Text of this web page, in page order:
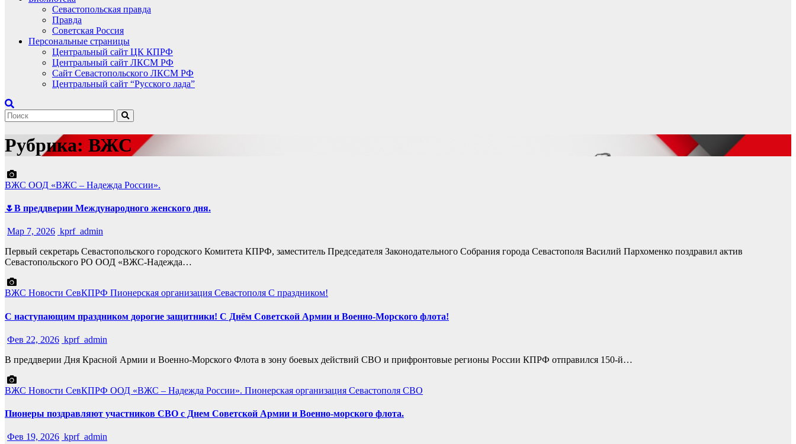
Севастопольская правда
Правда
Советская Россия
Персональные страницы
Центральный сайт ЦК КПРФ
Центральный сайт ЛКСМ РФ
Сайт Севастопольского ЛКСМ РФ
Центральный сайт “Русского лада”
Рубрика: ВЖС
ВЖС ООД «ВЖС – Надежда России».
🌷В преддверии Международного женского дня.
Мар 7, 2026 kprf_admin
Первый секретарь Севастопольского городского Комитета КПРФ, заместитель Председателя Законодательного Собрания города Севастополя Василий Пархоменко поздравил актив
Севастопольского РО ООД «ВЖС-Надежда…
ВЖС Новости СевКПРФ Пионерская организация Севастополя С праздником!
С наступающим праздником дорогие защитники! С Днём Советской Армии и Военно-Морского флота!
Фев 22, 2026 kprf_admin
В преддверии Дня Красной Армии и Военно-Морского Флота в зону боевых действий СВО и прифронтовые регионы России КПРФ отправился 150-й…
ВЖС Новости СевКПРФ ООД «ВЖС – Надежда России». Пионерская организация Севастополя СВО
Пионеры поздравляют участников СВО с Днем Советской Армии и Военно-морского флота.
Фев 19, 2026 kprf_admin